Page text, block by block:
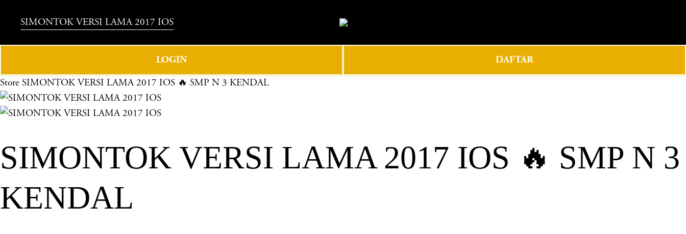
SIMONTOK VERSI LAMA 2017 IOS
LOGIN DAFTAR
Store SIMONTOK VERSI LAMA 2017 IOS 🔥 SMP N 3 KENDAL
SIMONTOK VERSI LAMA 2017 IOS 🔥 SMP N 3
KENDAL